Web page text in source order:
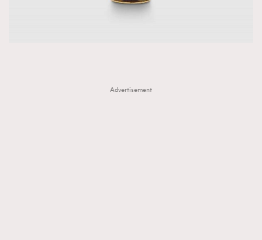
Advertisement